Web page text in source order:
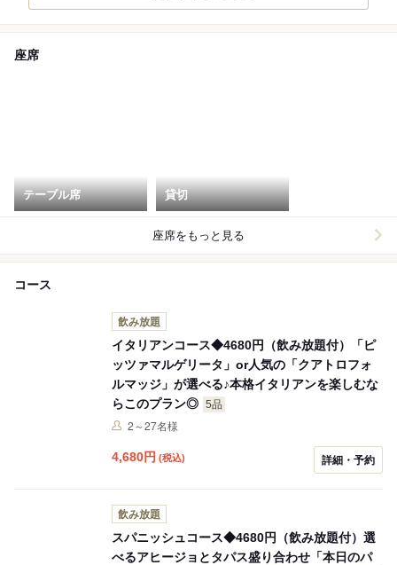
座席
テーブル席 貸切
座席をもっと見る
コース
飲み放題
イタリアンコース◆4680円（飲み放題付）「ピ
ッツァマルゲリータ」or人気の「クアトロフォ
ルマッジ」が選べる♪本格イタリアンを楽しむな
らこのプラン◎ 5品
2～27名様
4,680円 (税込) 詳細・予約
飲み放題
スパニッシュコース◆4680円（飲み放題付）選
べるアヒージョとタパス盛り合わせ「本日のパ